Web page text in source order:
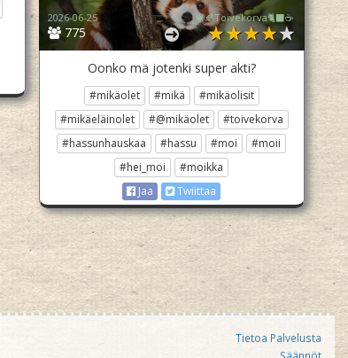
775
2026-06-25 🍁🍂Toivekorva🐈‍⬛☕
Oonko mä jotenki super akti?
#mikäolet #mikä
#mikäolisit
#mikäeläinolet
#@mikäolet
#toivekorva
#hassunhauskaa
#hassu #moi
#moii
#hei_moi
#moikka
Jaa
Twiittaa
Tietoa Palvelusta